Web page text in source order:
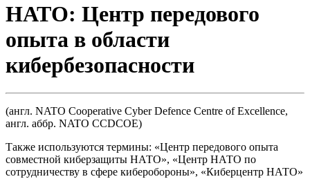
НАТО: Центр передового
опыта в области
кибербезопасности
(англ. NATO Cooperative Cyber Defence Centre of Excellence,
англ. аббр. NATO CCDCOE)
Также используются термины: «Центр передового опыта
совместной киберзащиты НАТО», «Центр НАТО по
сотрудничеству в сфере киберобороны», «Киберцентр НАТО»